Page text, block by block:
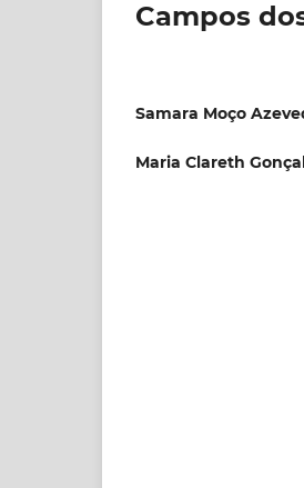
Campos
Samara Moço
Maria Clareth